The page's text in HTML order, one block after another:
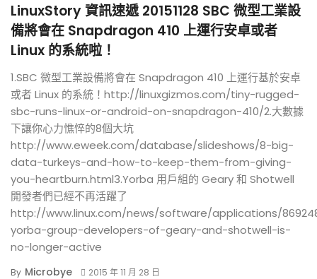
LinuxStory 資訊速遞 20151128 SBC 微型工業設
備將會在 Snapdragon 410 上運行安卓或者
Linux 的系統啦！
1.SBC 微型工業設備將會在 Snapdragon 410 上運行基於安卓
或者 Linux 的系統！http://linuxgizmos.com/tiny-rugged-
sbc-runs-linux-or-android-on-snapdragon-410/2.大數據
下讓你心力憔悴的8個大坑
http://www.eweek.com/database/slideshows/8-big-
data-turkeys-and-how-to-keep-them-from-giving-
you-heartburn.html3.Yorba 用戶組的 Geary 和 Shotwell
開發者們已經不再活躍了
http://www.linux.com/news/software/applications/
yorba-group-developers-of-geary-and-shotwell-is-
no-longer-active
By Microbye 2015 年 11 月 28 日